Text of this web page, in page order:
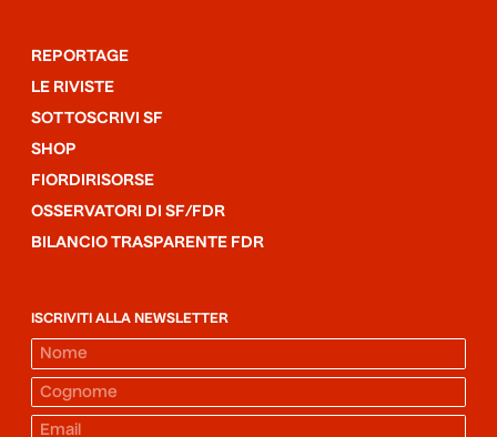
REPORTAGE
LE RIVISTE
SOTTOSCRIVI SF
SHOP
FIORDIRISORSE
OSSERVATORI DI SF/FDR
BILANCIO TRASPARENTE FDR
ISCRIVITI ALLA NEWSLETTER